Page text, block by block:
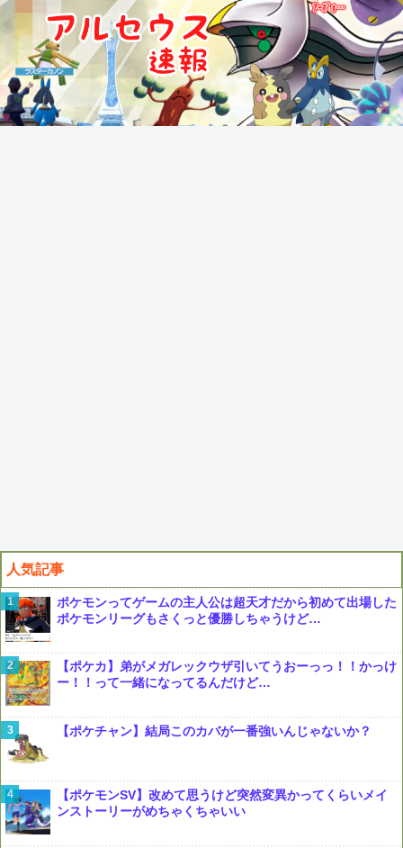
人気記事
ポケモンってゲームの主人公は超天才だから初めて出場した
ポケモンリーグもさくっと優勝しちゃうけど…
【ポケカ】弟がメガレックウザ引いてうおーっっ！！かっけ
ー！！って一緒になってるんだけど…
【ポケチャン】結局このカバが一番強いんじゃないか？
【ポケモンSV】改めて思うけど突然変異かってくらいメイ
ンストーリーがめちゃくちゃいい